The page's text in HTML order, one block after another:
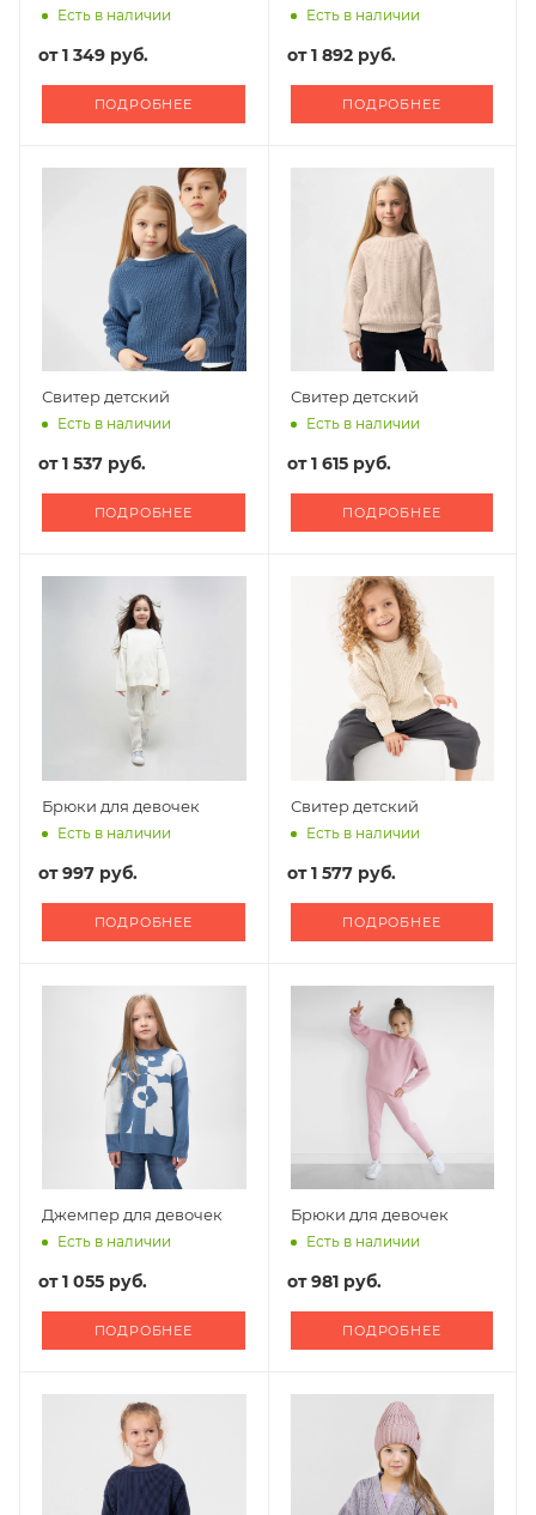
Есть в наличии
от1 349 руб.
ПОДРОБНЕЕ
Есть в наличии
от1 892 руб.
ПОДРОБНЕЕ
Свитер детский
Есть в наличии
от1 537 руб.
ПОДРОБНЕЕ
Свитер детский
Есть в наличии
от1 615 руб.
ПОДРОБНЕЕ
Брюки для девочек
Есть в наличии
от997 руб.
ПОДРОБНЕЕ
Свитер детский
Есть в наличии
от1 577 руб.
ПОДРОБНЕЕ
Джемпер для девочек
Есть в наличии
от1 055 руб.
ПОДРОБНЕЕ
Брюки для девочек
Есть в наличии
от981 руб.
ПОДРОБНЕЕ